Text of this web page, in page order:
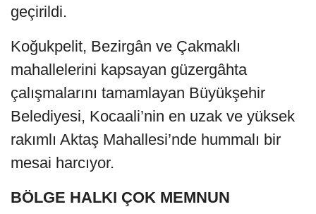
geçirildi.
Koğukpelit, Bezirgân ve Çakmaklı
mahallelerini kapsayan güzergâhta
çalışmalarını tamamlayan Büyükşehir
Belediyesi, Kocaali’nin en uzak ve yüksek
rakımlı Aktaş Mahallesi’nde hummalı bir
mesai harcıyor.
BÖLGE HALKI ÇOK MEMNUN